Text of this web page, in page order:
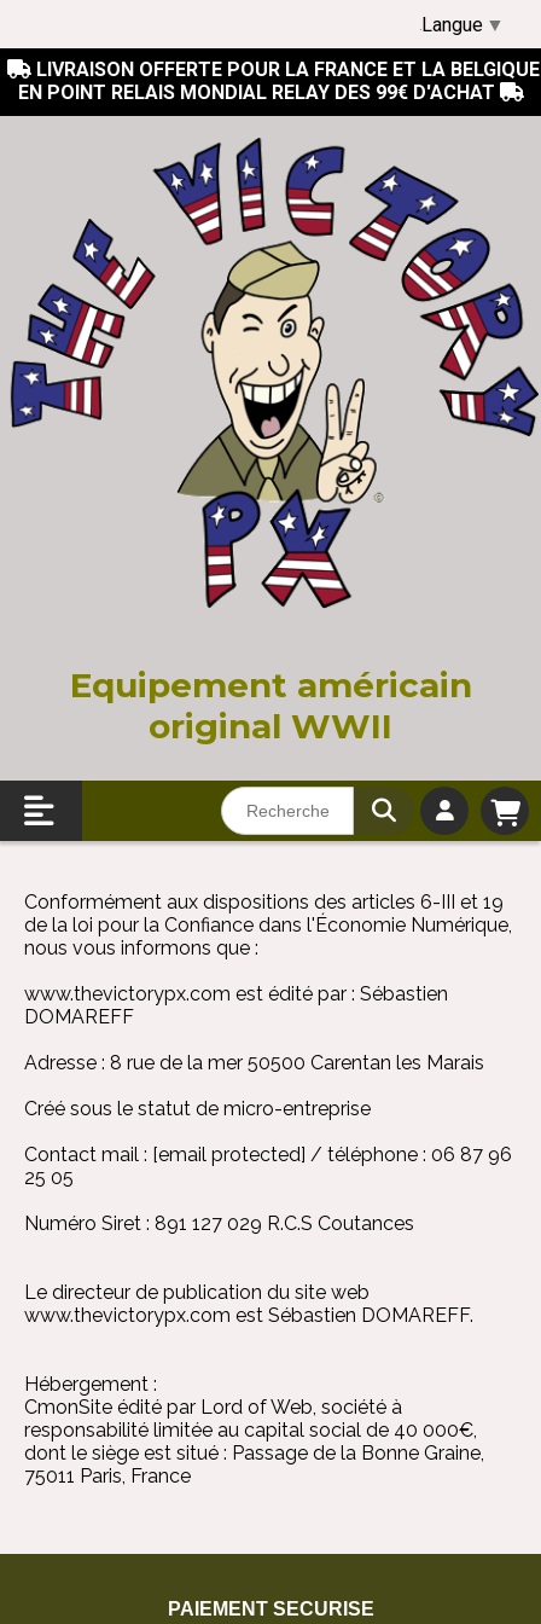
 LIVRAISON OFFERTE POUR LA FRANCE ET LA BELGIQUE
EN POINT RELAIS MONDIAL RELAY DES 99€ D'ACHAT 
Equipement américain
original WWII
Conformément aux dispositions des articles 6-III et 19
de la loi pour la Confiance dans l'Économie Numérique,
nous vous informons que :
www.thevictorypx.com est édité par : Sébastien
DOMAREFF
Adresse : 8 rue de la mer 50500 Carentan les Marais
Créé sous le statut de micro-entreprise
Contact mail : [email protected] / téléphone : 06 87 96
25 05
Numéro Siret : 891 127 029 R.C.S Coutances
Le directeur de publication du site web
www.thevictorypx.com est Sébastien DOMAREFF.
Hébergement :
CmonSite édité par Lord of Web, société à
responsabilité limitée au capital social de 40 000€,
dont le siège est situé : Passage de la Bonne Graine,
75011 Paris, France
PAIEMENT SECURISE
Langue ▼